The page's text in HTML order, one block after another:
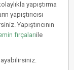
yapıştırma
yapıştırıcısı
Yapıştırıcının
fırçalarıile